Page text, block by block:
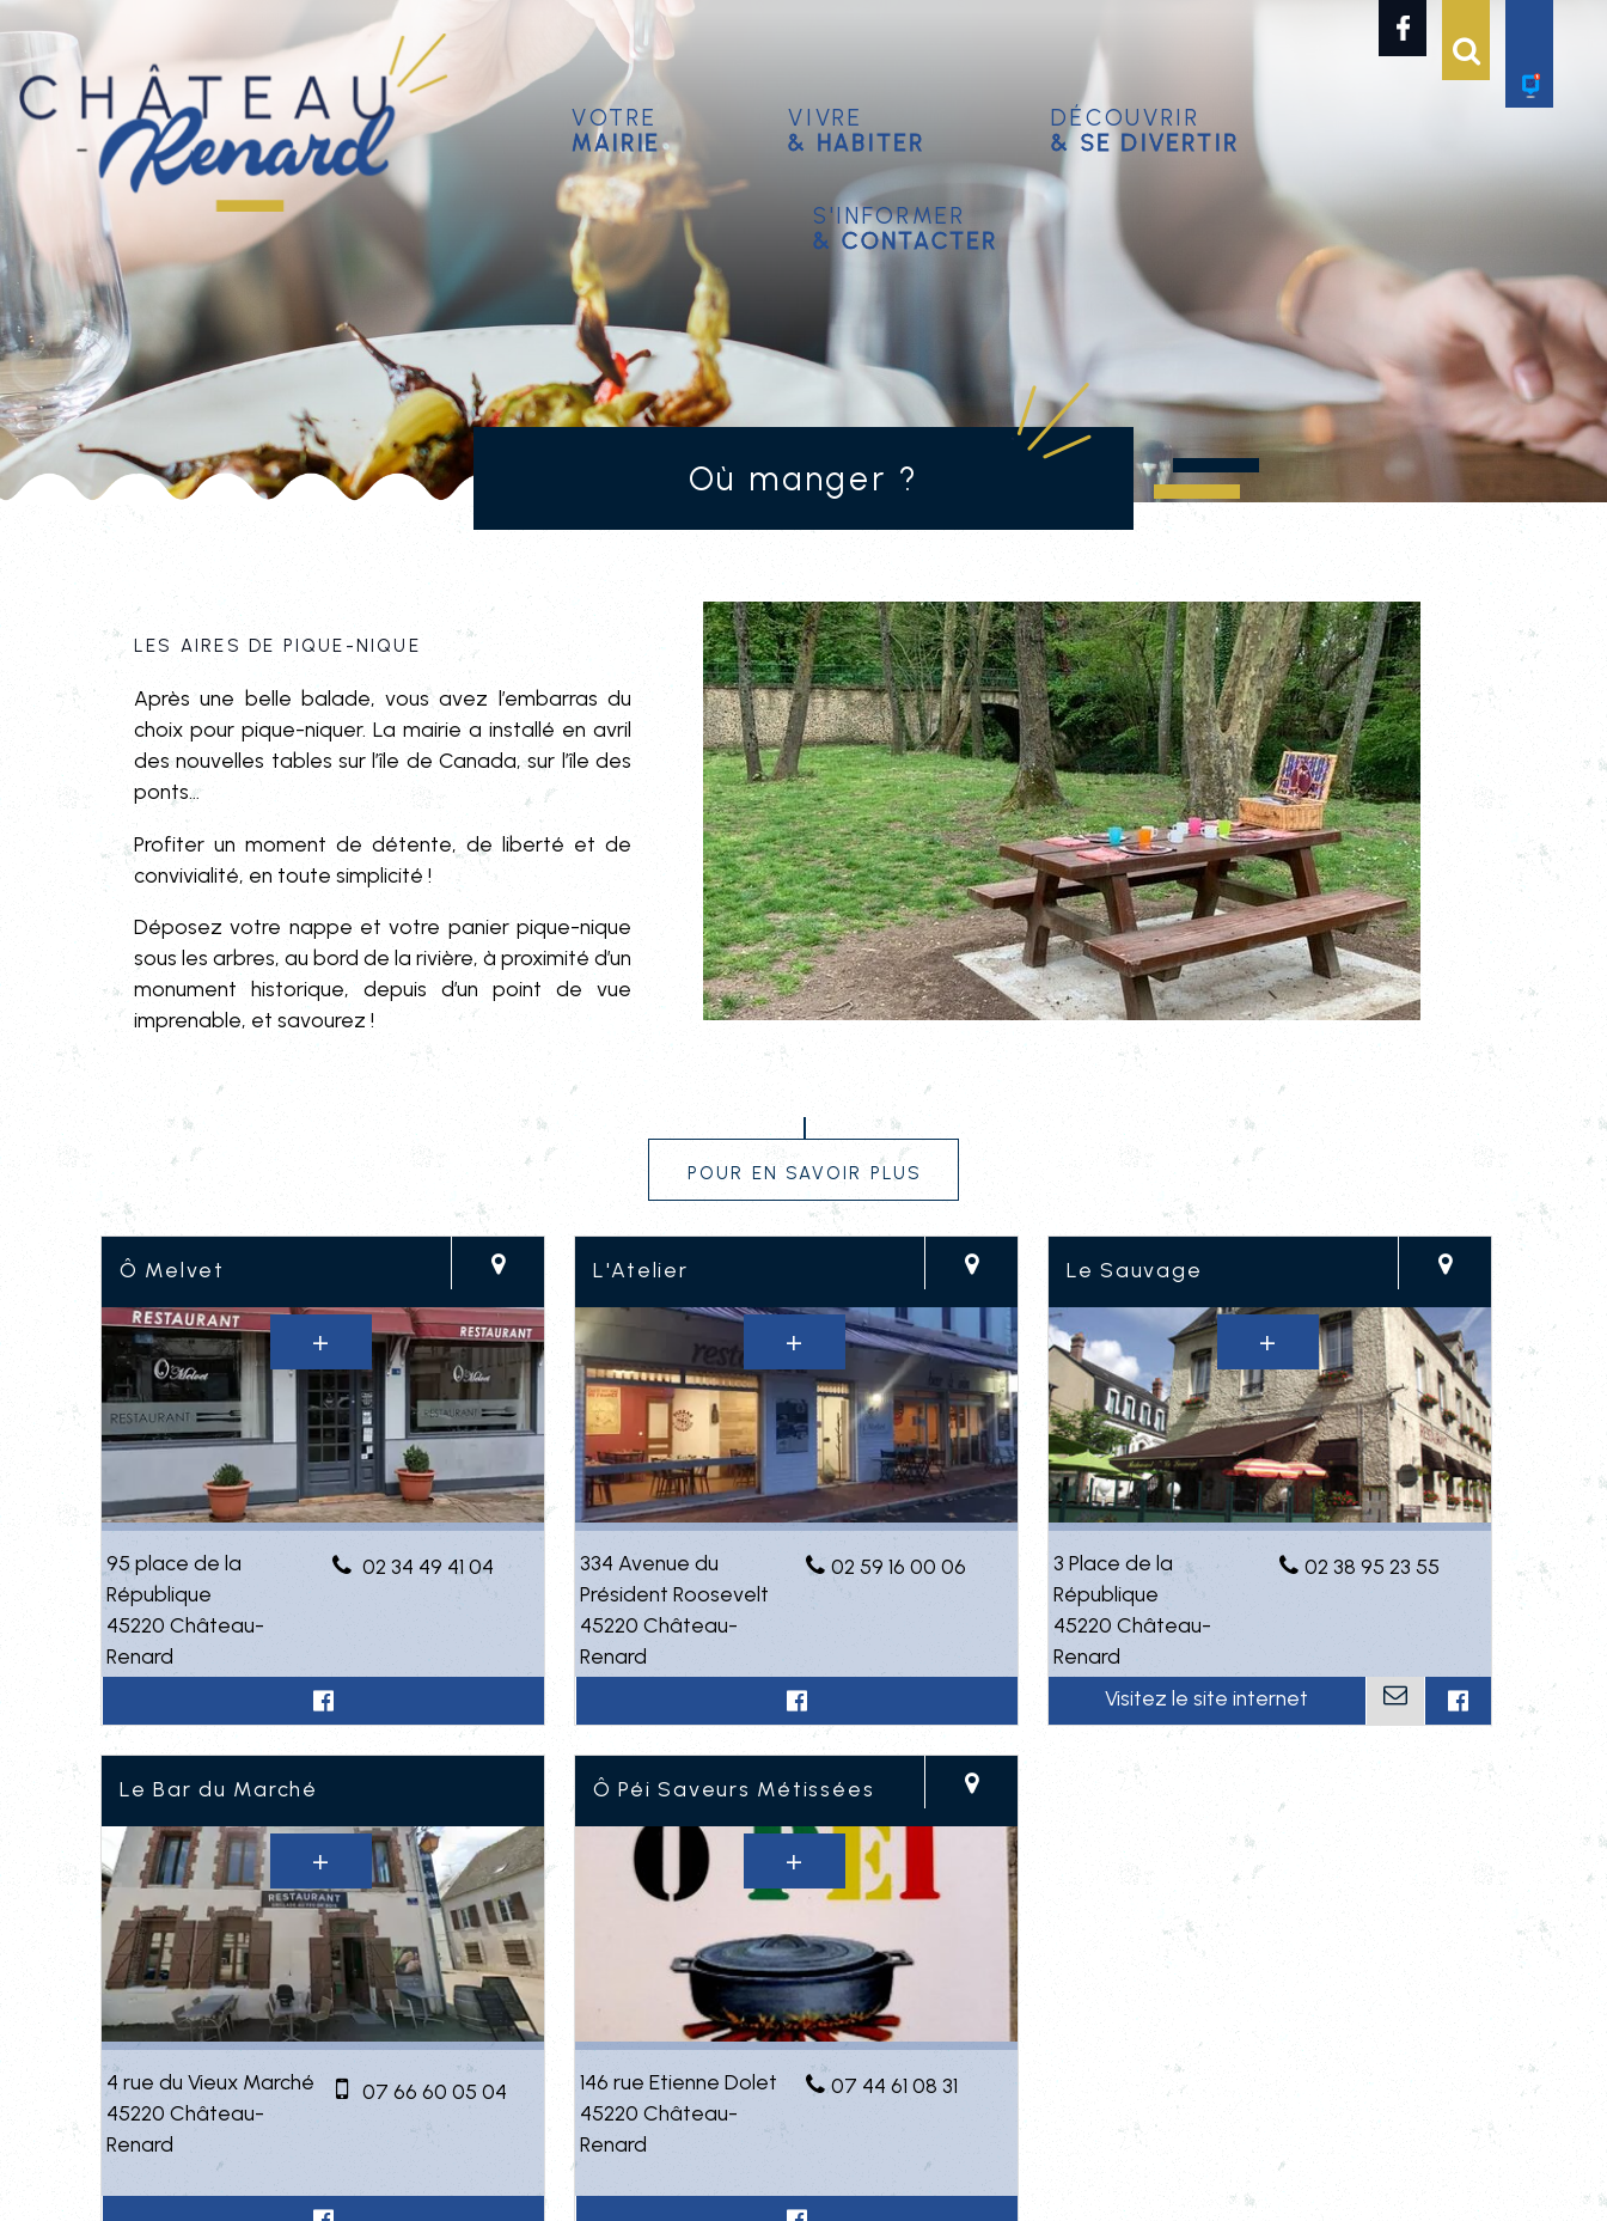
Votre
mairie
Vivre
& habiter
Découvrir
& se divertir
S'informer
& contacter
Où manger ?
Les aires de pique-nique
Après une belle balade, vous avez l’embarras du
choix pour pique-niquer. La mairie a installé en avril
des nouvelles tables sur l’île de Canada, sur l’île des
ponts…
Profiter un moment de détente, de liberté et de
convivialité, en toute simplicité !
Déposez votre nappe et votre panier pique-nique
sous les arbres, au bord de la rivière, à proximité d’un
monument historique, depuis d’un point de vue
imprenable, et savourez !
Pour en savoir plus
Ô Melvet
95 place de la
République
45220 Château-
Renard
02 34 49 41 04
L'Atelier
334 Avenue du
Président Roosevelt
45220 Château-
Renard
02 59 16 00 06
Le Sauvage
3 Place de la
République
45220 Château-
Renard
02 38 95 23 55
Le Bar du Marché
4 rue du Vieux Marché
45220 Château-
Renard
07 66 60 05 04
Ô Péi Saveurs Métissées
146 rue Etienne Dolet
45220 Château-
Renard
07 44 61 08 31